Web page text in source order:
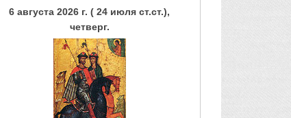
6 августа 2026 г. ( 24 июля ст.ст.),
четверг.